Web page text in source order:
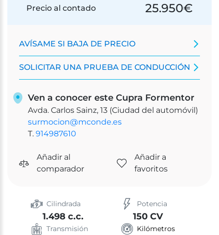
Precio al contado 25.950€
AVÍSAME SI BAJA DE PRECIO
SOLICITAR UNA PRUEBA DE CONDUCCIÓN
Ven a conocer este Cupra Formentor
Avda. Carlos Sainz, 13 (Ciudad del automóvil)
surmocion@mconde.es
T. 914987610
Añadir al
comparador
Añadir a
favoritos
Cilindrada
1.498 c.c.
Potencia
150 CV
Transmisión Kilómetros